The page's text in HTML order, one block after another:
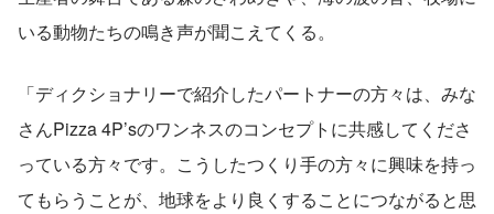
いる動物たちの鳴き声が聞こえてくる。
「ディクショナリーで紹介したパートナーの方々は、みな
さんPizza 4P’sのワンネスのコンセプトに共感してくださ
っている方々です。こうしたつくり手の方々に興味を持っ
てもらうことが、地球をより良くすることにつながると思